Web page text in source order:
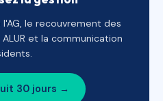
le recouvrement des
et la communication
30 jours →